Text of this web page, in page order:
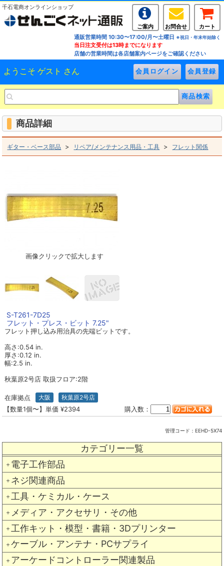
千石電商オンラインショップ
ご案内 お問合せ
カート
通販営業時間 10:30〜17:00/月〜土曜日 ※祝日・年末年始除く
当日注文受付は13時までになります
店舗の営業時間は各店舗案内ページをご確認ください
ようこそ ゲスト さん
カテゴリー一覧
＋ 電子工作部品
＋ ネジ関連商品
＋ 工具・ケミカル・ケース
＋ メディア・アクセサリ・その他
＋ 工作キット・模型・書籍・3Dプリンター
＋ ケーブル・アンテナ・PCサプライ
＋ アーケードコントローラー関連製品
商品詳細
ギター・ベース部品 > リペア/メンテナンス用品・工具 > フレット関係
画像クリックで拡大します
S-T261-7D25
フレット・プレス・ビット 7.25"
フレット押し込み用治具の先端ビットです。
高さ:0.54 in.
厚さ:0.12 in.
幅:2.5 in.
秋葉原2号店 取扱フロア:2階
在庫拠点 大阪 秋葉原2号店
【数量1個〜】単価 ¥2394 購入数：
管理コード： EEHD-5X74